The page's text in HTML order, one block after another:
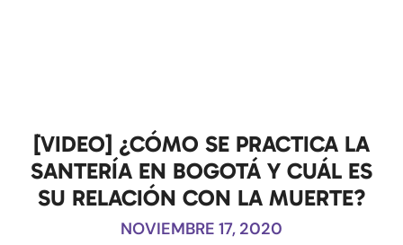
[VIDEO] ¿CÓMO SE PRACTICA LA
SANTERÍA EN BOGOTÁ Y CUÁL ES
SU RELACIÓN CON LA MUERTE?
NOVIEMBRE 17, 2020